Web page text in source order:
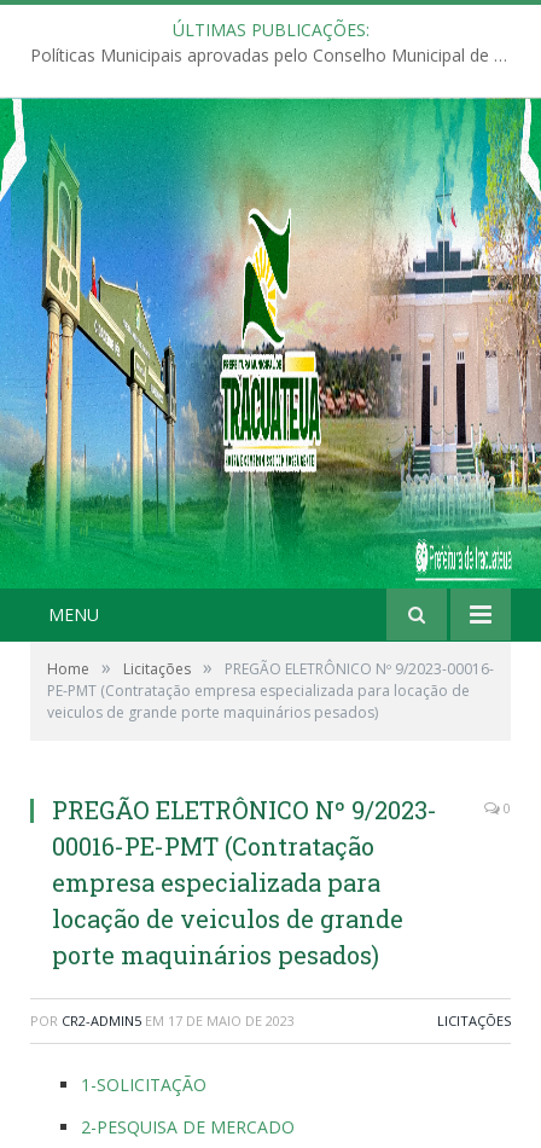
ÚLTIMAS PUBLICAÇÕES:
Políticas Municipais aprovadas pelo Conselho Municipal de Educação (CME)
MENU
Home » Licitações »
PREGÃO ELETRÔNICO Nº 9/2023-00016-
PE-PMT (Contratação empresa especializada para locação de
veiculos de grande porte maquinários pesados)
PREGÃO ELETRÔNICO Nº 9/2023-
00016-PE-PMT (Contratação
empresa especializada para
locação de veiculos de grande
porte maquinários pesados)
0
POR CR2-ADMIN5 EM 17 DE MAIO DE 2023 LICITAÇÕES
1-SOLICITAÇÃO
2-PESQUISA DE MERCADO